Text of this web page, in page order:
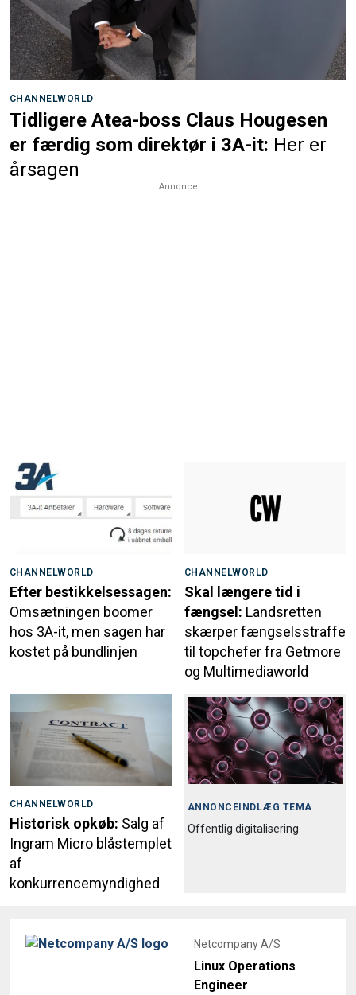
CHANNELWORLD
Tidligere Atea-boss Claus Hougesen
er færdig som direktør i 3A-it: Her er
årsagen
Annonce
CHANNELWORLD
Efter bestikkelsessagen:
Omsætningen boomer
hos 3A-it, men sagen har
kostet på bundlinjen
CHANNELWORLD
Skal længere tid i
fængsel: Landsretten
skærper fængselsstraffe
til topchefer fra Getmore
og Multimediaworld
CHANNELWORLD
Historisk opkøb: Salg af
Ingram Micro blåstemplet
af
konkurrencemyndighed
ANNONCEINDLÆG TEMA
Offentlig digitalisering
Netcompany A/S
Linux Operations
Engineer